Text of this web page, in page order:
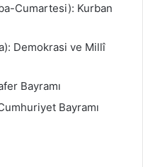
Cumartesi): Kurban
Demokrasi ve Millî
Bayramı
Bayramı